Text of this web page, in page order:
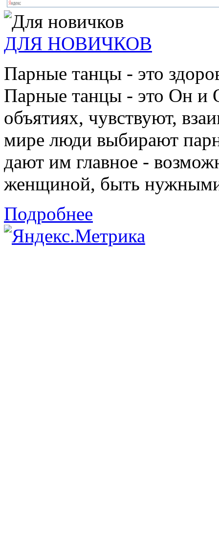
ДЛЯ НОВИЧКОВ
Парные танцы - это
Парные танцы - это Он и
объятиях, чувствуют,
мире люди выбирают
дают им главное -
женщиной, быть нужными
Подробнее